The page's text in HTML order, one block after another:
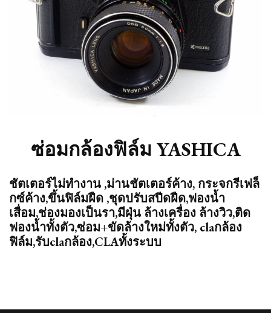
ซ่อมกล้องฟิล์ม YASHICA
ชัตเตอร์ไม่ทำงาน ,ม่านชัตเตอร์ค้าง, กระจกรีเฟล็
กซ์ค้าง,ขึ้นฟิล์มฝืด ,ชุดปรับสปีดฝืด,ฟองน้ำ
เสื่อม,ช่องมองเป็นรา,มีฝุ่น ล้างเครื่อง ล้างวิว,ติด
ฟองน้ำทั้งตัว,ซ่อม+ขัดล้างใหม่ทั้งตัว, claกล้อง
ฟิล์ม,รับclaกล้อง,CLAทั้งระบบ